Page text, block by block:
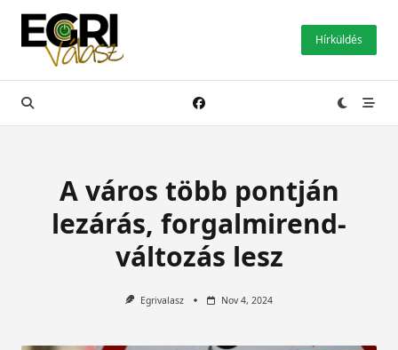
Skip
content
Hírküldés
A város több pontján
lezárás, forgalmirend-
változás lesz
Egrivalasz Nov 4, 2024